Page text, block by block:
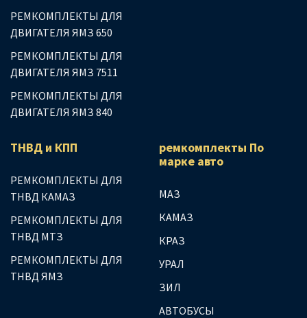
РЕМКОМПЛЕКТЫ ДЛЯ
ДВИГАТЕЛЯ ЯМЗ 650
РЕМКОМПЛЕКТЫ ДЛЯ
ДВИГАТЕЛЯ ЯМЗ 7511
РЕМКОМПЛЕКТЫ ДЛЯ
ДВИГАТЕЛЯ ЯМЗ 840
ТНВД и КПП
РЕМКОМПЛЕКТЫ ДЛЯ
ТНВД КАМАЗ
РЕМКОМПЛЕКТЫ ДЛЯ
ТНВД МТЗ
РЕМКОМПЛЕКТЫ ДЛЯ
ТНВД ЯМЗ
ремкомплекты По
марке авто
МАЗ
КАМАЗ
КРАЗ
УРАЛ
ЗИЛ
АВТОБУСЫ